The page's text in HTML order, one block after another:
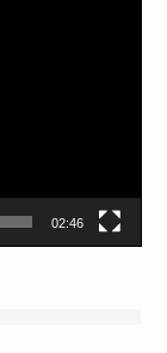
02:46